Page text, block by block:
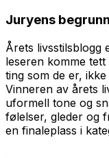
Juryens
Årets livsstilsblogg
leseren komme
ting som de er,
Vinneren av årets
uformell tone og
følelser, gleder og
en finaleplass i